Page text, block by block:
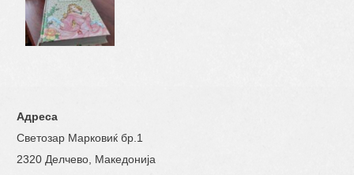
Адреса
Светозар Марковиќ бр.1
2320 Делчево, Македонија